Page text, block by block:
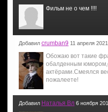
Фильм не о чем !!!!
Добавил crumban9 11 апреля
Обожаю вот такие
обалденным
актёрами.Смеялся
пожалеете!
Добавил Наталья Вл 6 ноября